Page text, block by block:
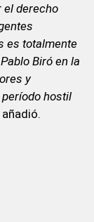
el derecho
es totalmente
Biró en la
y
hostil
añadió.